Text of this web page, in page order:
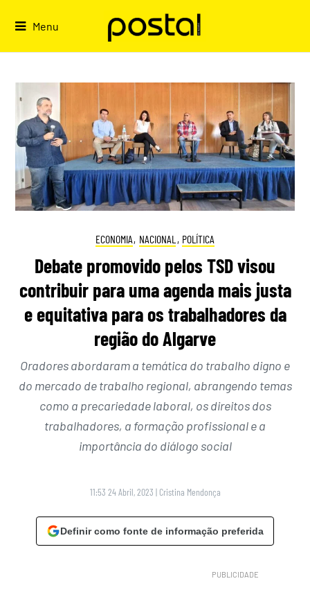
Menu
ECONOMIA, NACIONAL , POLÍTICA
Debate promovido pelos TSD visou
contribuir para uma agenda mais justa
e equitativa para os trabalhadores da
região do Algarve
Oradores abordaram a temática do trabalho digno e
do mercado de trabalho regional, abrangendo temas
como a precariedade laboral, os direitos dos
trabalhadores, a formação profissional e a
importância do diálogo social
11:53 24 Abril, 2023 | Cristina Mendonça
Definir como fonte de informação preferida